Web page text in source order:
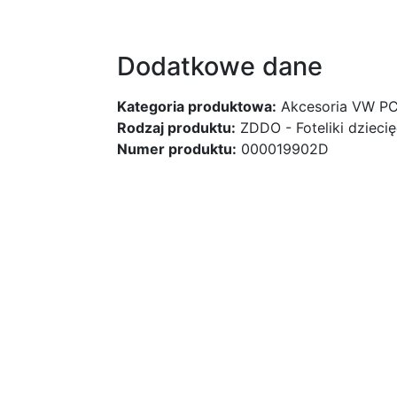
Dodatkowe dane
Kategoria produktowa: Akcesoria VW PC
Rodzaj produktu: ZDDO - Foteliki
Numer produktu: 000019902D